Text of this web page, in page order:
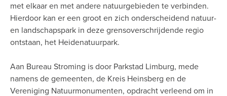
met elkaar en met andere natuurgebieden te verbinden.
Hierdoor kan er een groot en zich onderscheidend natuur-
en landschapspark in deze grensoverschrijdende regio
ontstaan, het Heidenatuurpark.
Aan Bureau Stroming is door Parkstad Limburg, mede
namens de gemeenten, de Kreis Heinsberg en de
Vereniging Natuurmonumenten, opdracht verleend om in